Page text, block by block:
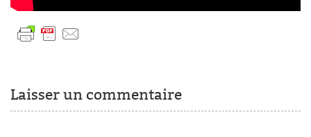
Laisser un commentaire